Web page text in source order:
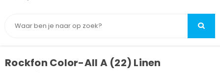
Rockfon Color-All A (22) Linen